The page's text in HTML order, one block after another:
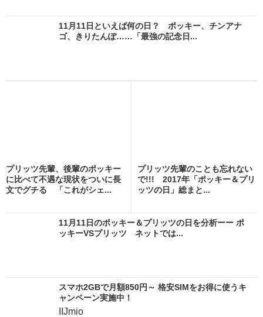
11月11日といえば何の日？ ポッキー、チンアナ
ゴ、きりたんぽ……「最強の記念日...
プリッツ先輩、後輩のポッキー
に比べて不遇な現状をついに長
文でグチる 「これがシェ...
プリッツ先輩のことも忘れない
で!!! 2017年「ポッキー＆プリ
ッツの日」総まと...
11月11日のポッキー＆プリッツの日を分析ーー ポ
ッキーVSプリッツ ネットでは...
スマホ2GBで月額850円～ 格安SIMをお得に使うキ
ャンペーン実施中！
IIJmio